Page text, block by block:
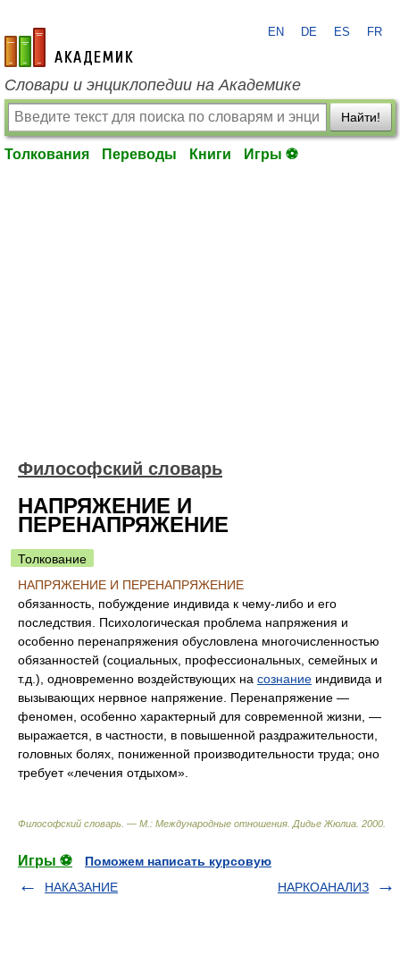
academic.ru
EN DE ES FR
Словари и энциклопедии на Академике
Найти!
Толкования Переводы Книги Игры ⚽
Философский словарь
НАПРЯЖЕНИЕ И
ПЕРЕНАПРЯЖЕНИЕ
Толкование
НАПРЯЖЕНИЕ И ПЕРЕНАПРЯЖЕНИЕ
обязанность, побуждение индивида к чему-либо и его
последствия. Психологическая проблема напряжения и
особенно перенапряжения обусловлена многочисленностью
обязанностей (социальных, профессиональных, семейных и
т.д.), одновременно воздействующих на сознание индивида и
вызывающих нервное напряжение. Перенапряжение —
феномен, особенно характерный для современной жизни, —
выражается, в частности, в повышенной раздражительности,
головных болях, пониженной производительности труда; оно
требует «лечения отдыхом».
Философский словарь. — М.: Международные отношения Дидье Жюлиа 2000
Игры ⚽
Поможем написать курсовую
НАКАЗАНИЕ
НАРКОАНАЛИЗ